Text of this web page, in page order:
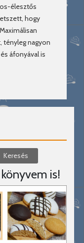
élesztős
hogy
tényleg nagyon
áfonyával is
is!